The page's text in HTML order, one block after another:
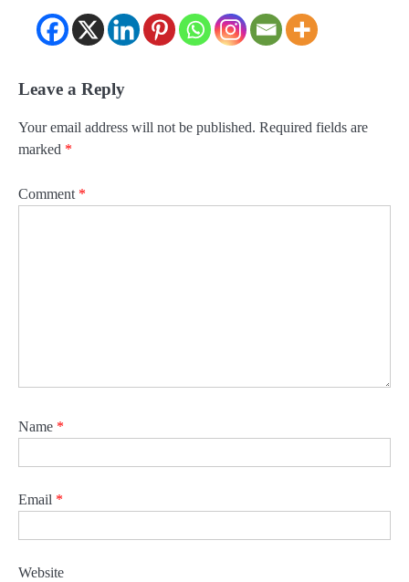
Leave a Reply
Your email address will not be published. Required fields are
marked *
Comment *
Name *
Email *
Website